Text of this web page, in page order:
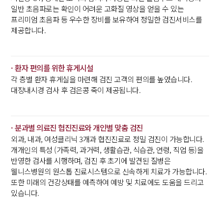
일반 초음파로는 확인이 어려운 고화질 영상을 얻을 수 있는
프리미엄 초음파 등 우수한 장비를 보유하여 정밀한 검진서비스를
제공합니다.
· 환자 편의를 위한 휴게시설
각 층별 환자 휴게실을 마련해 검진 고객의 편의를 높였습니다.
대장내시경 검사 후 검은콩 죽이 제공됩니다.
· 분과별 의료진 협진진료와 개인별 맞춤 검진
외과, 내과, 여성클리닉 3개과 협진진료로 정밀 검진이 가능합니다.
개개인의 특성 (가족력, 과거력, 생활습관, 식습관, 연령, 직업 등)을
반영한 검사를 시행하며, 검진 후 초기에 발견된 질병은
웰니스병원의 원스톱 진료시스템으로 신속하게 치료가 가능합니다.
또한 미래의 건강상태를 예측하여 예방 및 치료에도 도움을 드리고
있습니다.